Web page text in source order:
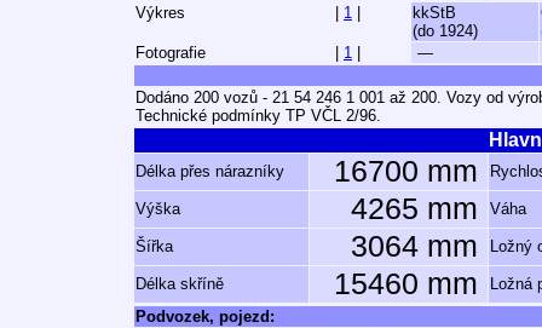
Výkres
1
kkStB
(do 1924)
Fotografie
1 —
Dodáno 200 vozů - 21 54 246 1 001 až 200. Vozy od
Technické podmínky TP VČL 2/96.
Délka přes nárazníky 16700 mm
Výška 4265 mm Váha
Šířka 3064 mm Ložný
Délka skříně 15460 mm
Ložná
Podvozek, pojezd: